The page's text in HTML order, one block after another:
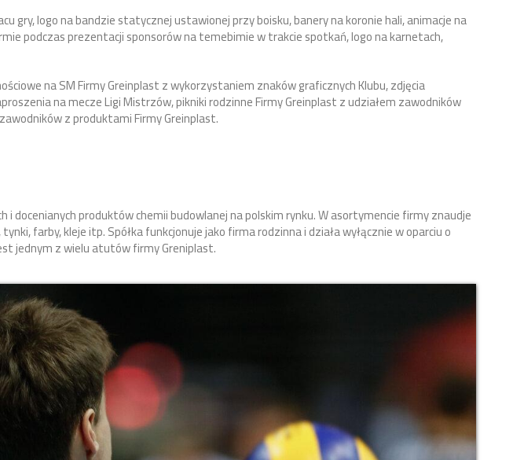
gry, logo na bandzie statycznej ustawionej przy boisku, banery na koronie hali, animacje na
podczas prezentacji sponsorów na temebimie w trakcie spotkań, logo na karnetach,
na SM Firmy Greinplast z wykorzystaniem znaków graficznych Klubu, zdjęcia
na mecze Ligi Mistrzów, pikniki rodzinne Firmy Greinplast z udziałem zawodników
z produktami Firmy Greinplast.
i docenianych produktów chemii budowlanej na polskim rynku. W asortymencie firmy znaudje
farby, kleje itp. Spółka funkcjonuje jako firma rodzinna i działa wyłącznie w oparciu o
jednym z wielu atutów firmy Greniplast.